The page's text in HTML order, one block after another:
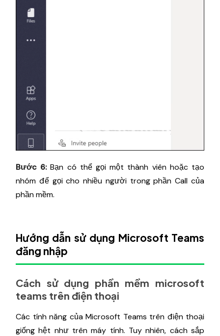
Bước 6:Bạn có thể gọi một thành viên hoặc tạo
nhóm để gọi cho nhiều người trong phần Call của
phần mềm.
Hướng dẫn sử dụng Microsoft Teams
đăng nhập
Cách sử dụng phần mềm microsoft
teams trên điện thoại
Các tính năng của Microsoft Teams trên điện thoại
giống hệt như trên máy tính. Tuy nhiên, cách sắp